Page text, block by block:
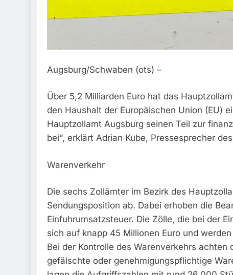
Augsburg/Schwaben (ots) –
Über 5,2 Milliarden Euro hat das
den Haushalt der Europäischen Union (EU)
Hauptzollamt Augsburg seinen Teil zur
bei“, erklärt Adrian Kube, Pressesprecher
Warenverkehr
Die sechs Zollämter im Bezirk des
Sendungsposition ab. Dabei erhoben die
Einfuhrumsatzsteuer. Die Zölle, die bei der
sich auf knapp 45 Millionen Euro und
Bei der Kontrolle des Warenverkehrs
gefälschte oder genehmigungspflichtige